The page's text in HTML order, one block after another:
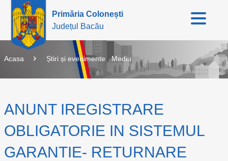
Primăria Colonești
Județul Bacău
Acasa Știri și evenimente Mediu
ANUNT IREGISTRARE
OBLIGATORIE IN SISTEMUL
GARANTIE- RETURNARE